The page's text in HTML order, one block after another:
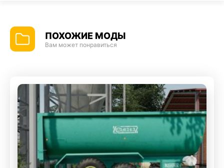
ПОХОЖИЕ МОДЫ
Вам может понравиться